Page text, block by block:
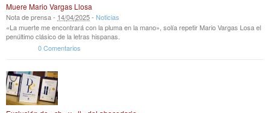
Muere Mario Vargas Llosa
Nota de prensa - 14/04/2025- Noticias
«La muerte me encontrará con la pluma en la mano», solía repetir Mario Vargas Losa el
penúltimo clásico de la letras hispanas.
0 Comentarios